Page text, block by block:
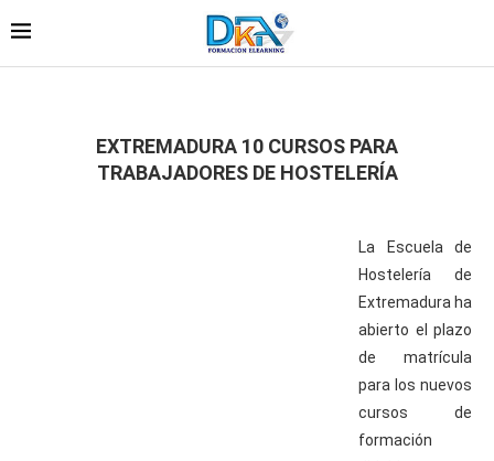
EXTREMADURA 10 CURSOS PARA
TRABAJADORES DE HOSTELERÍA
La Escuela de
Hostelería de
Extremadura ha
abierto el plazo
de matrícula
para los nuevos
cursos de
formación